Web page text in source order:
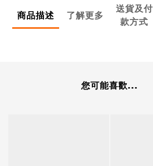
商品描述 了解更多
送貨及付
款方式
您可能喜歡...